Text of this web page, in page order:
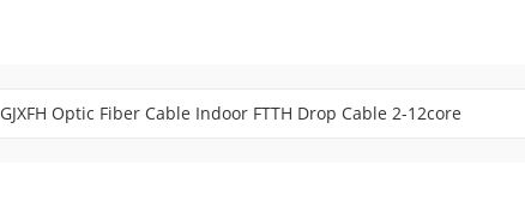
GJXFH Optic Fiber Cable Indoor FTTH Drop Cable 2-12core